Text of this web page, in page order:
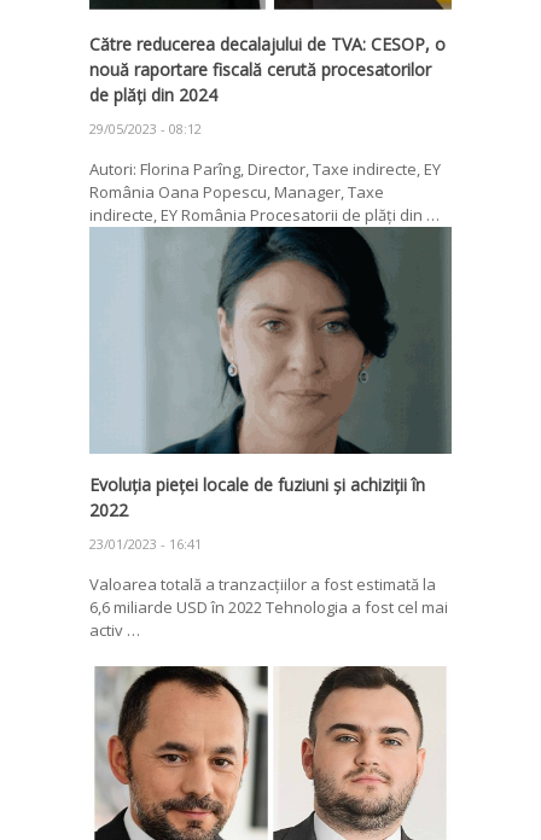
Către reducerea decalajului de TVA: CESOP, o
nouă raportare fiscală cerută procesatorilor
de plăți din 2024
29/05/2023 - 08:12
Autori: Florina Parîng, Director, Taxe indirecte, EY
România Oana Popescu, Manager, Taxe
indirecte, EY România Procesatorii de plăți din …
Evoluția pieței locale de fuziuni și achiziții în
2022
23/01/2023 - 16:41
Valoarea totală a tranzacțiilor a fost estimată la
6,6 miliarde USD în 2022 Tehnologia a fost cel mai
activ …